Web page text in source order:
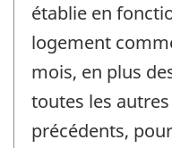
établie en
logement
mois, en plus
toutes les
précédents,